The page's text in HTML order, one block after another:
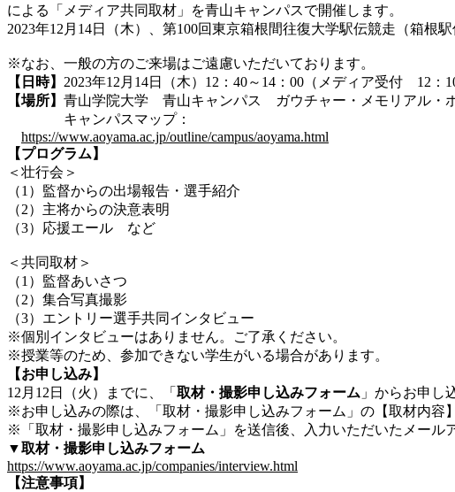
による「メディア共同取材」を青山キャンパスで開催します。
2023年12月14日（木）、 第100回東京箱根間往復大学駅伝競走（箱根
※なお、一般の方のご来場はご遠慮いただいております。
【日時】 2023年12月14日（木） 12：40～14：00（メディア受付 12：
【場所】 青山学院大学 青山キャンパス ガウチャー・メモリアル・
キャンパスマップ：
https://www.aoyama.ac.jp/outline/campus/aoyama.html
【プログラム】
＜壮行会＞
（1）監督からの出場報告・選手紹介
（2）主将からの決意表明
（3）応援エール など
＜共同取材＞
（1） 監督あいさつ
（2） 集合写真撮影
（3） エントリー選手共同 インタビュー
※個別インタビューはありません。ご了承ください。
※授業等のため、参加できない学生がいる場合があります。
【お申し込み】
12月12日（火）までに、「 取材・撮影申し込みフォーム 」からお申し
※お申し込みの際は、「取材・撮影申し込みフォーム」の【取材内容
※「取材・撮影申し込みフォーム」を送信後、入力いただいたメール
▼取材・撮影申し込みフォーム
https://www.aoyama.ac.jp/companies/interview.html
【注意事項】